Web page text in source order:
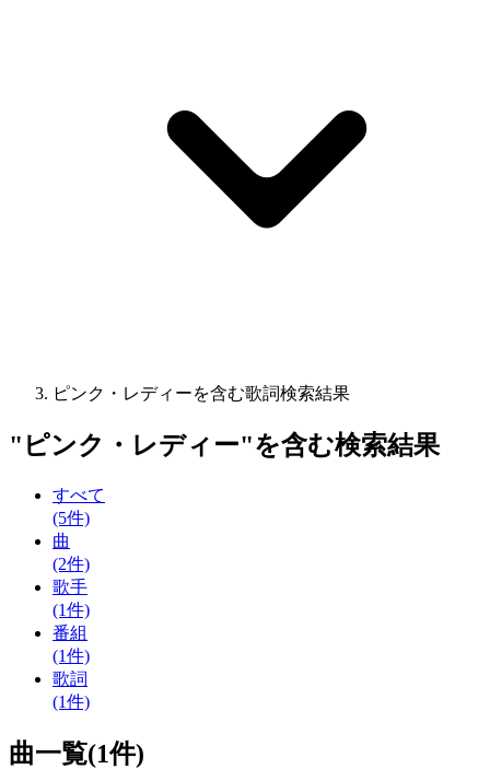
ピンク・レディーを含む歌詞検索結果
" ピンク・レディー"を含む検索結果
すべて
(5件)
曲
(2件)
歌手
(1件)
番組
(1件)
歌詞
(1件)
曲一覧(1件)